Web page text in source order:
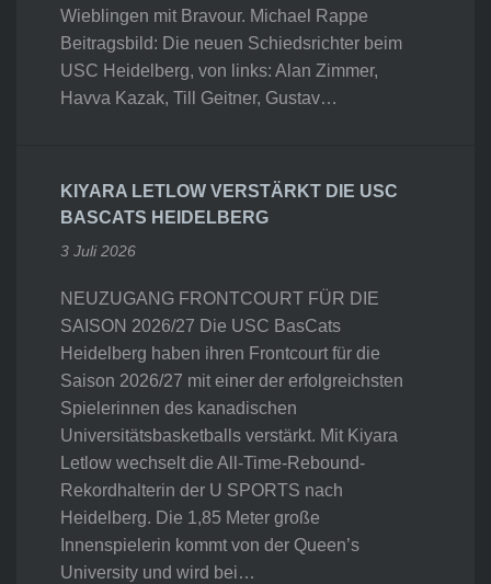
Wieblingen mit Bravour. Michael Rappe
Beitragsbild: Die neuen Schiedsrichter beim
USC Heidelberg, von links: Alan Zimmer,
Havva Kazak, Till Geitner, Gustav…
KIYARA LETLOW VERSTÄRKT DIE USC
BASCATS HEIDELBERG
3 Juli 2026
NEUZUGANG FRONTCOURT FÜR DIE
SAISON 2026/27 Die USC BasCats
Heidelberg haben ihren Frontcourt für die
Saison 2026/27 mit einer der erfolgreichsten
Spielerinnen des kanadischen
Universitätsbasketballs verstärkt. Mit Kiyara
Letlow wechselt die All-Time-Rebound-
Rekordhalterin der U SPORTS nach
Heidelberg. Die 1,85 Meter große
Innenspielerin kommt von der Queen’s
University und wird bei…